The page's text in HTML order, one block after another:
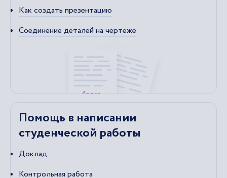
Как создать презентацию
Соединение деталей на чертеже
Помощь в написании
студенческой работы
Доклад
Контрольная работа